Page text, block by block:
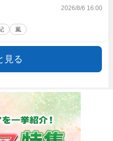
2026/8/6 16:00
嵐
見る